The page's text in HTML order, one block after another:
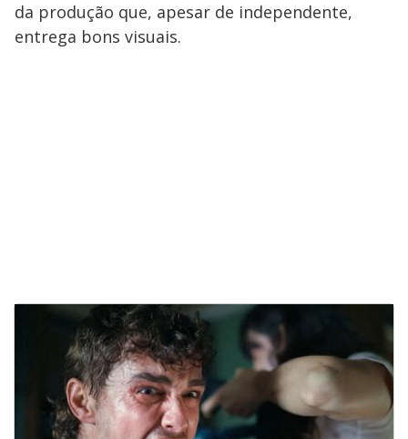
da produção que, apesar de independente,
entrega bons visuais.